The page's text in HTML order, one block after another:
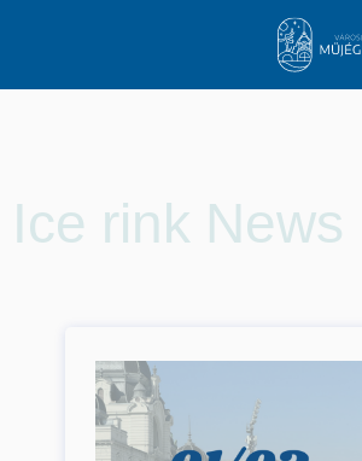
Ice rink News